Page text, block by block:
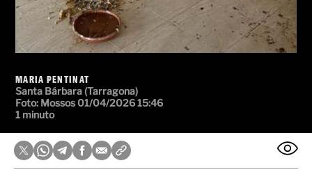
MARIA PENTINAT
Santa Bárbara (Tarragona)
Foto: Mossos01/04/2026 15:46
1 minuto